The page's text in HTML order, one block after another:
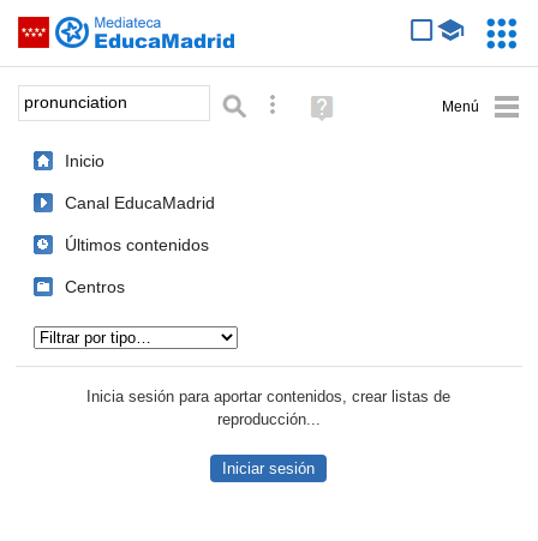
Saltar navegación
Palabra o frase: Búsqueda avanzada
Ayuda
(en
Inicio
Canal EducaMadrid
Últimos contenidos
Centros
Inicia sesión para aportar contenidos, crear listas de
reproducción...
Iniciar sesión